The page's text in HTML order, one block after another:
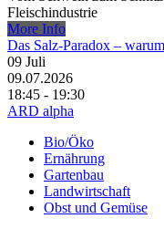
Fleischindustrie
More Info
Das Salz-Paradox –
09 Juli
09.07.2026
18:45 - 19:30
ARD alpha
Bio/Öko
Ernährung
Gartenbau
Landwirtschaft
Obst und Gemüse